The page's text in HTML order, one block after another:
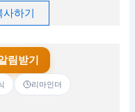
하기
림받기
리마인더